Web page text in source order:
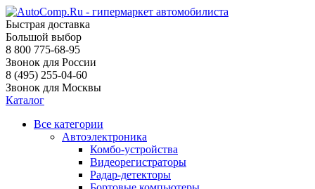
Быстрая доставка
Большой выбор
8 800 775-68-95
Звонок для России
8 (495) 255-04-60
Звонок для Москвы
Каталог
Все категории
Автоэлектроника
Комбо-устройства
Видеорегистраторы
Радар-детекторы